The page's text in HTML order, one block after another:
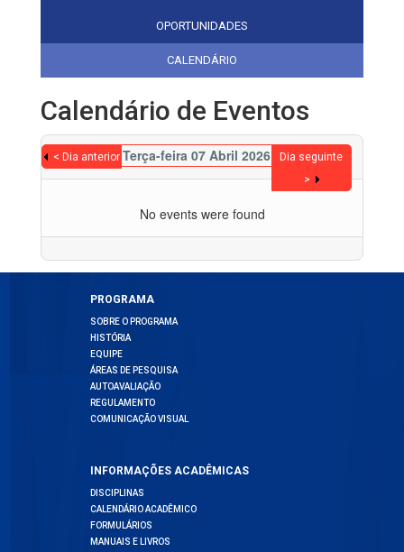
OPORTUNIDADES
CALENDÁRIO
Calendário de Eventos
< Dia anterior Terça-feira 07 Abril 2026
Dia seguinte
>
No events were found
PROGRAMA
SOBRE O PROGRAMA
HISTÓRIA
EQUIPE
ÁREAS DE PESQUISA
AUTOAVALIAÇÃO
REGULAMENTO
COMUNICAÇÃO VISUAL
INFORMAÇÕES ACADÊMICAS
DISCIPLINAS
CALENDÁRIO ACADÊMICO
FORMULÁRIOS
MANUAIS E LIVROS